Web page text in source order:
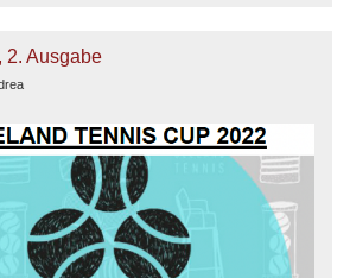
2. Ausgabe